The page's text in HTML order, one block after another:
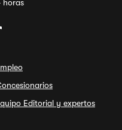
horas
Editorial y expertos